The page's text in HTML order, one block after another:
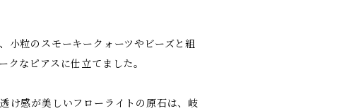
小粒のスモーキークォーツやビーズと組
クなピアスに仕立てました。
け感が美しいフローライトの原石は、岐